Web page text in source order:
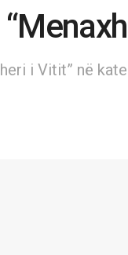
i Vitit” në